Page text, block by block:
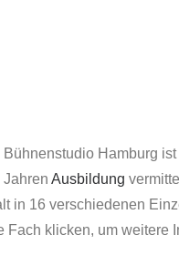
Hamburg
Jahren Ausbildung
in 16 verschiedenen
Fach klicken, um weitere